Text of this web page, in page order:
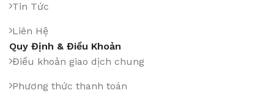
Tin Tức
Liên Hệ
Quy Định & Điều Khoản
Điều khoản giao dịch chung
Phương thức thanh toán